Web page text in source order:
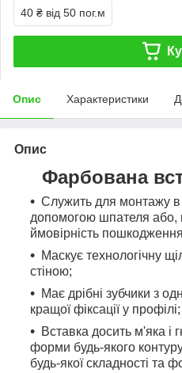
40 ₴ від 50 пог.м
Опис Характеристики
Опис
Фарбована
Служить для монтажу в
допомогою шпателя або,
ймовірність
Маскує технологічну
стіною;
Має дрібні зубчики з
кращої фіксації у профілі;
Вставка досить м'яка і
форми будь-якого
будь-якої складності та